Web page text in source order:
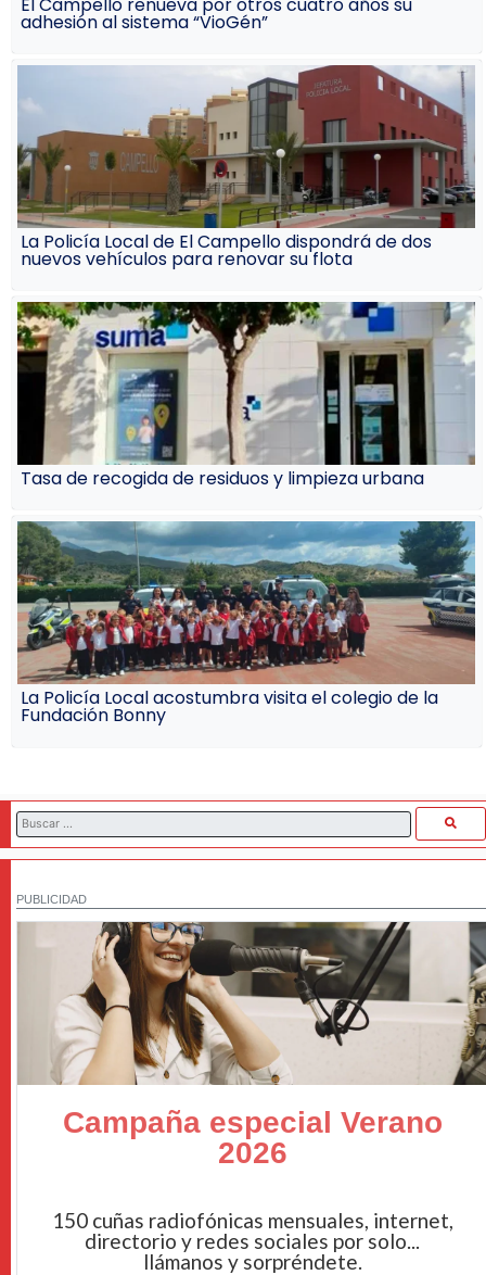
adhesión al sistema “VioGén”
La Policía Local de El Campello dispondrá de dos
nuevos vehículos para renovar su flota
Tasa de recogida de residuos y limpieza urbana
La Policía Local acostumbra visita el colegio de la
Fundación Bonny
PUBLICIDAD
Campaña especial Verano
2026
150 cuñas radiofónicas mensuales, internet,
directorio y redes sociales por solo...
llámanos y sorpréndete.